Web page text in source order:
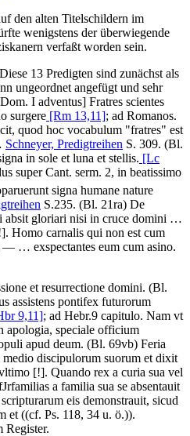
den alten Titelschildern im
wenigstens der überwiegende
verfaßt worden sein.
13 Predigten sind zunächst als
ungeordnet angefügt und sehr
I adventus] Fratres scientes
surgere [Rm 13,11]; ad Romanos.
quod hoc vocabulum "fratres" est
Schneyer, Predigtreihen S. 309. (Bl.
in sole et luna et stellis. [Lc
super Cant. serm. 2, in beatissimo
signa humane nature
S.235. (Bl. 21ra) De
absit gloriari nisi in cruce domini …
. Homo carnalis qui non est cum
— … exspectantes eum cum asino.
et resurrectione domini. (Bl.
assistens pontifex futurorum
9,11]; ad Hebr.9 capitulo. Nam vt
apologia, speciale officium
apud deum. (Bl. 69vb) Feria
medio discipulorum suorum et dixit
[!]. Quando rex a curia sua vel
a familia sua se absentauit
eis demonstrauit, sicud
et ((cf. Ps. 118, 34 u. ö.)).
Register.